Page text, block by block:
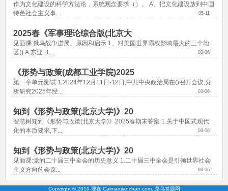
作为文化建设的科学方法论，系统观念要求（）。 A、把文化建设放到中国
特色社会主义事...
05-11
2025春《军事理论综合版(北京大
见面课:俄乌战争进展、原因和启示 1、对美国世界霸权影响最大的三个地
区() A.东亚 B....
03-06
《形势与政策(成都工业学院)2025
第一章单元测试 1.2024年12月11日-12日,中共中央政治局在()召开会议,分
析研究2025年经...
03-06
知到《形势与政策(北京大学)》20
智慧树知到《形势与政策(北京大学)》2025春期末答案 1.关于中国式现代
化的本质要求,下...
03-06
知到《形势与政策(北京大学)》20
见面课:党的二十届三中全会的历史意义 1.二十届三中全会是引领世界社会
主义方向的会议...
03-06
Copyright © 2019-现在 Cainiaojianzhan.com. 菜鸟答题网